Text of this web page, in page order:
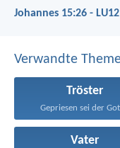
Johannes 15:26 - LU12
Verwandte
Tröster
Gepriesen sei der
Vater